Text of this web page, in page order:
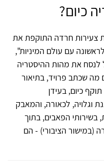
כיום?
צעירות חרדה התוקפת את
עם עולם המיניות",
כאשר החל לנסח את מהות ההיסטריה
2004, עמ' 16). האם מה שכתב פרויד, בתיאור
כיום, בעידן
וגלויה, לכאורה, והמאבק
בשירותי הפאבים, בתוך
(במישור הציבורי) - הם